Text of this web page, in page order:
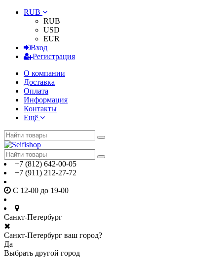
RUB
RUB
USD
EUR
Вход
Регистрация
О компании
Доставка
Оплата
Информация
Контакты
Ещё
+7 (812) 642-00-05
+7 (911) 212-27-72
С 12-00 до 19-00
Санкт-Петербург
✖
Санкт-Петербург ваш город?
Да
Выбрать другой город